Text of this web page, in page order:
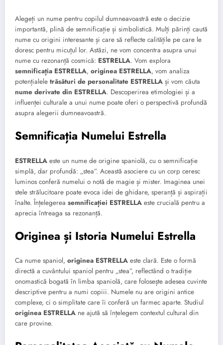
Alegeți un nume pentru copilul dumneavoastră este o decizie
importantă, plină de semnificație și simbolistică. Mulți părinți caută
nume cu origini interesante și care să reflecte calitățile pe care le
doresc pentru micuțul lor. Astăzi, ne vom concentra asupra unui
nume cu rezonanță cosmică: ESTRELLA. Vom explora
semnificația ESTRELLA, originea ESTRELLA, vom analiza
potențialele trăsături de personalitate ESTRELLA și vom căuta
nume derivate din ESTRELLA. Descoperirea etimologiei și a
influenței culturale a unui nume poate oferi o perspectivă profundă
asupra alegerii dumneavoastră.
Semnificația Numelui Estrella
ESTRELLA este un nume de origine spaniolă, cu o semnificație
simplă, dar profundă: „stea”. Această asociere cu un corp ceresc
luminos conferă numelui o notă de magie și mister. Imaginea unei
stele strălucitoare poate evoca idei de ghidare, speranță și aspirații
înalte. Înțelegerea semnificației ESTRELLA este crucială pentru a
aprecia întreaga sa rezonanță.
Originea și Istoria Numelui Estrella
Ca nume spaniol, originea ESTRELLA este clară. Este o formă
directă a cuvântului spaniol pentru „stea”, reflectând o tradiție
onomastică bogată în limba spaniolă, care folosește adesea cuvinte
descriptive pentru a numi copiii. Numele nu are origini antice
complexe, ci o simplitate care îi conferă un farmec aparte. Studiul
originea ESTRELLA ne ajută să înțelegem contextul cultural din
care provine.